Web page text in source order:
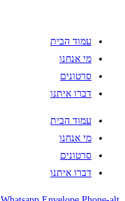
עמוד הבית
מי אנחנו
סרטונים
דברו איתנו
עמוד הבית
מי אנחנו
סרטונים
דברו איתנו